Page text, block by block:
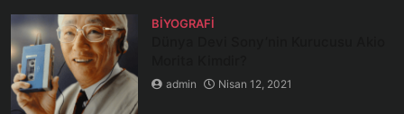
BIYOGRAFI
admin Nisan 12, 2021